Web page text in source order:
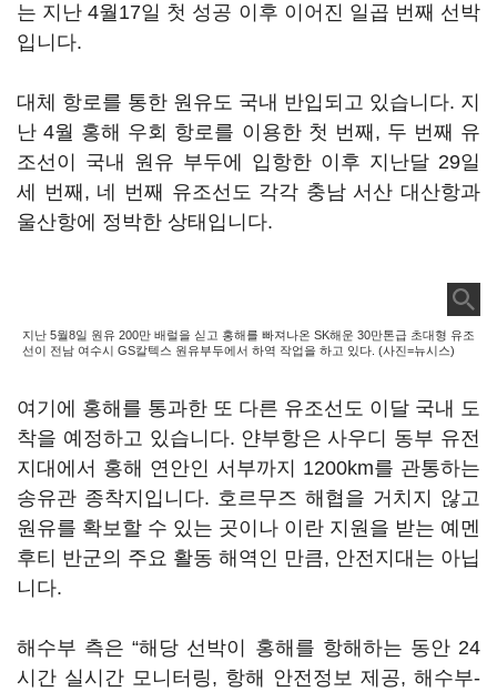
는 지난 4월17일 첫 성공 이후 이어진 일곱 번째 선박
입니다.
대체 항로를 통한 원유도 국내 반입되고 있습니다. 지
난 4월 홍해 우회 항로를 이용한 첫 번째, 두 번째 유
조선이 국내 원유 부두에 입항한 이후 지난달 29일
세 번째, 네 번째 유조선도 각각 충남 서산 대산항과
울산항에 정박한 상태입니다.
지난 5월8일 원유 200만 배럴을 싣고 홍해를 빠져나온 SK해운 30만톤급 초대형 유조
선이 전남 여수시 GS칼텍스 원유부두에서 하역 작업을 하고 있다. (사진=뉴시스)
여기에 홍해를 통과한 또 다른 유조선도 이달 국내 도
착을 예정하고 있습니다. 얀부항은 사우디 동부 유전
지대에서 홍해 연안인 서부까지 1200km를 관통하는
송유관 종착지입니다. 호르무즈 해협을 거치지 않고
원유를 확보할 수 있는 곳이나 이란 지원을 받는 예멘
후티 반군의 주요 활동 해역인 만큼, 안전지대는 아닙
니다.
해수부 측은 “해당 선박이 홍해를 항해하는 동안 24
시간 실시간 모니터링, 항해 안전정보 제공, 해수부-